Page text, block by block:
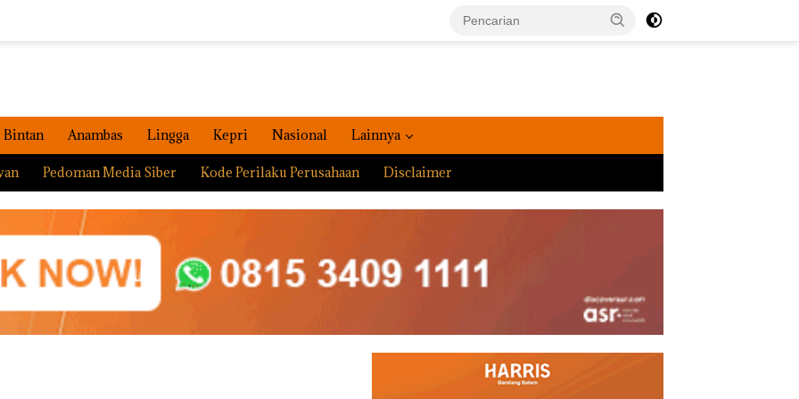
Bintan Anambas Lingga Kepri Nasional Lainnya
Pedoman Media Siber Kode Perilaku Perusahaan Disclaimer